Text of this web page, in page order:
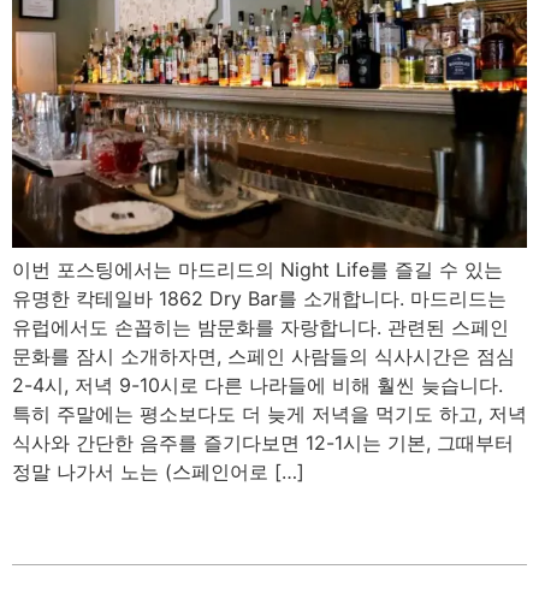
이번 포스팅에서는 마드리드의 Night Life를 즐길 수 있는
유명한 칵테일바 1862 Dry Bar를 소개합니다. 마드리드는
유럽에서도 손꼽히는 밤문화를 자랑합니다. 관련된 스페인
문화를 잠시 소개하자면, 스페인 사람들의 식사시간은 점심
2-4시, 저녁 9-10시로 다른 나라들에 비해 훨씬 늦습니다.
특히 주말에는 평소보다도 더 늦게 저녁을 먹기도 하고, 저녁
식사와 간단한 음주를 즐기다보면 12-1시는 기본, 그때부터
정말 나가서 노는 (스페인어로 […]